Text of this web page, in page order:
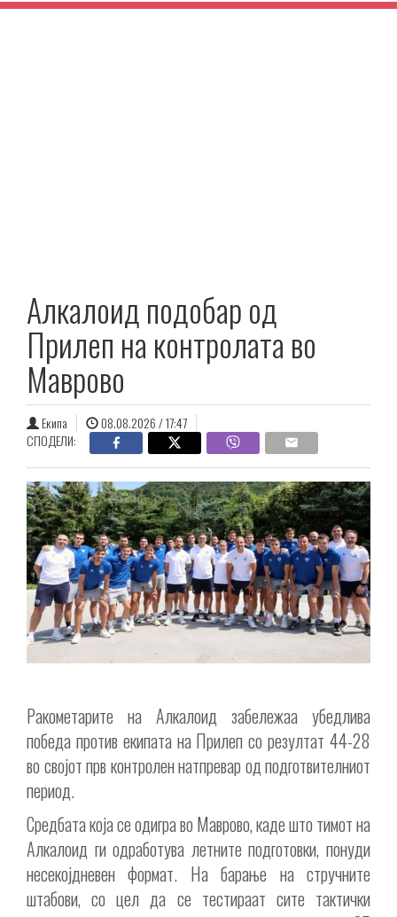
Алкалоид подобар од
Прилеп на контролата во
Маврово
Екипа
08.08.2026 / 17:47
СПОДЕЛИ:
Ракометарите на Алкалоид забележаа убедлива
победа против екипата на Прилеп со резултат 44-28
во својот прв контролен натпревар од подготвителниот
период.
Средбата која се одигра во Маврово, каде што тимот на
Алкалоид ги одработува летните подготовки, понуди
несекојдневен формат. На барање на стручните
штабови, со цел да се тестираат сите тактички